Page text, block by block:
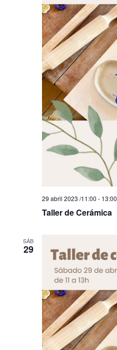
Taller de Cerámica
29 abril 2023 /11:00 - 13:00
SÁB
29